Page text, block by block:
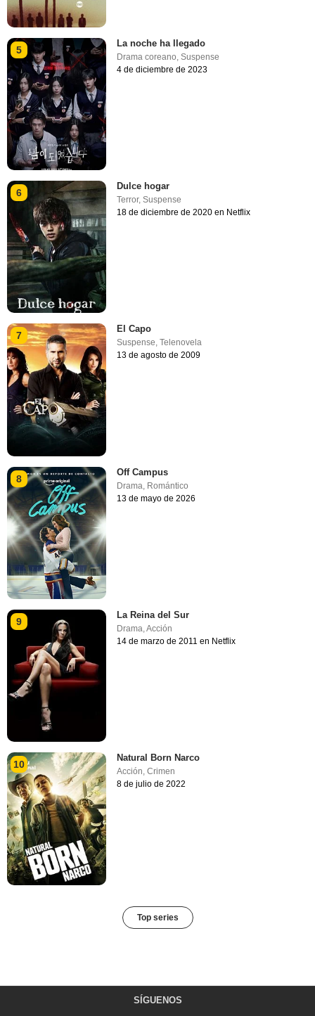
5
La noche ha llegado
Drama coreano ,Suspense
4 de diciembre de 2023
6
Dulce hogar
Terror,Suspense
18 de diciembre de 2020 en Netflix
7
El Capo
Suspense,Telenovela
13 de agosto de 2009
8
Off Campus
Drama Romántico
13 de mayo de 2026
9
La Reina del Sur
Drama,Acción
14 de marzo de 2011 en Netflix
10
Natural Born Narco
Acción,Crimen
8 de julio de 2022
Top series
SÍGUENOS